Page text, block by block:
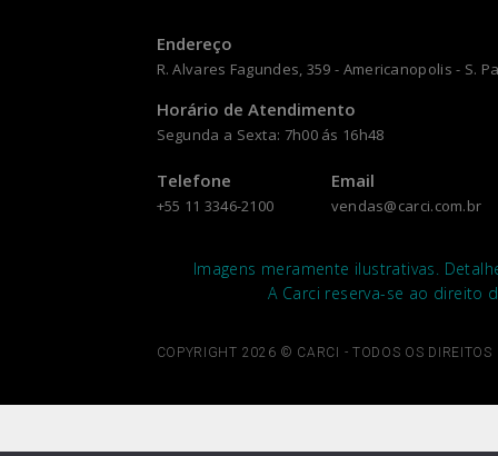
Endereço
R. Alvares Fagundes, 359 - Americanopolis - S.
Horário de Atendimento
Segunda a Sexta: 7h00 ás 16h48
Telefone
+55 11 3346-2100
Email
vendas@carci.com.br
Imagens meramente ilustrativas.
A Carci reserva-se ao direito
COPYRIGHT 2026 © CARCI - TODOS OS DIREITOS